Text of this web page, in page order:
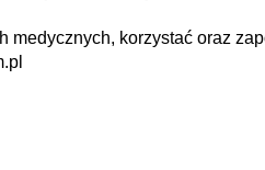
medycznych, korzystać oraz